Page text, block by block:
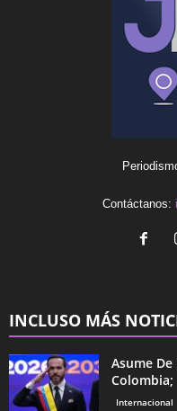
Contáctanos:
INCLUSO MÁS
Asume
Internacional